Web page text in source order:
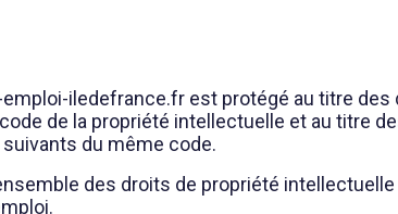
iledefrance.fr est protégé au titre des
de la propriété intellectuelle et au titre
du même code.
des droits de propriété